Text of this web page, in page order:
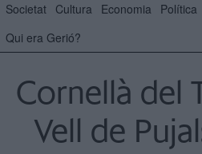
Societat Cultura Economia Política
Qui era Gerió?
Cornellà del
Vell de